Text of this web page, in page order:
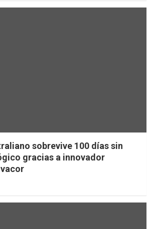
sobrevive 100 días sin
gracias a innovador